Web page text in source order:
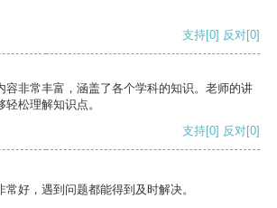
支持[0] 反对[0]
容非常丰富，涵盖了各个学科的知识。老师的讲
松理解知识点。
支持[0] 反对[0]
好，遇到问题都能得到及时解决。